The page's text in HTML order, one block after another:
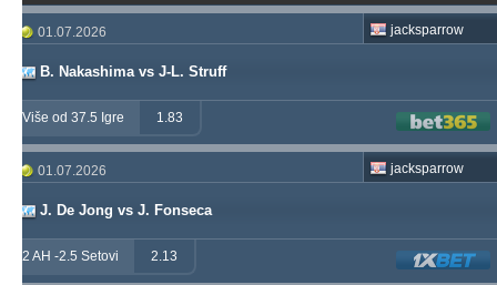
01.07.2026
B. Nakashima vs J-L. Struff
jacksparrow
Više od 37.5 Igre 1.83
01.07.2026
J. De Jong vs J. Fonseca
jacksparrow
2 AH -2.5 Setovi 2.13